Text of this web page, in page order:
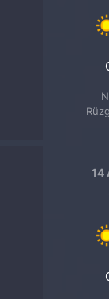
14